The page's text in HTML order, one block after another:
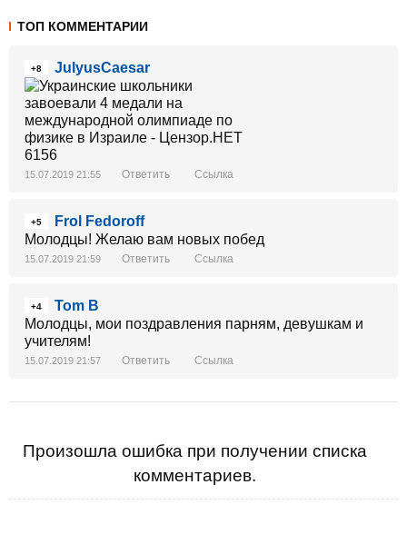
ТОП КОММЕНТАРИИ
+8 JulyusCaesar
15.07.2019 21:55 Ответить Ссылка
+5
Frol Fedoroff
Молодцы! Желаю вам новых побед
15.07.2019 21:59 Ответить Ссылка
+4
Tom B
Молодцы, мои поздравления парням, девушкам и
учителям!
15.07.2019 21:57 Ответить Ссылка
Произошла ошибка при получении списка
комментариев.